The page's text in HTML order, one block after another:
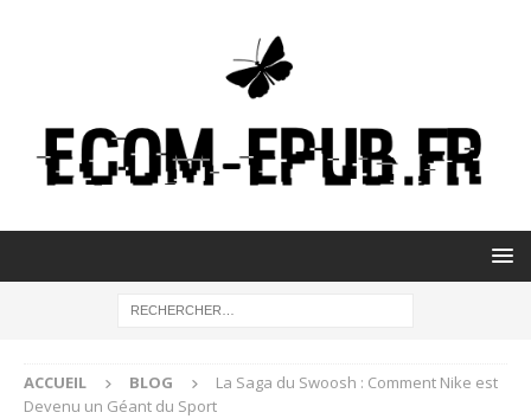
ACCUEIL BLOG
La Saga du Swoosh : Comment Nike est
Devenu un Géant du Sport